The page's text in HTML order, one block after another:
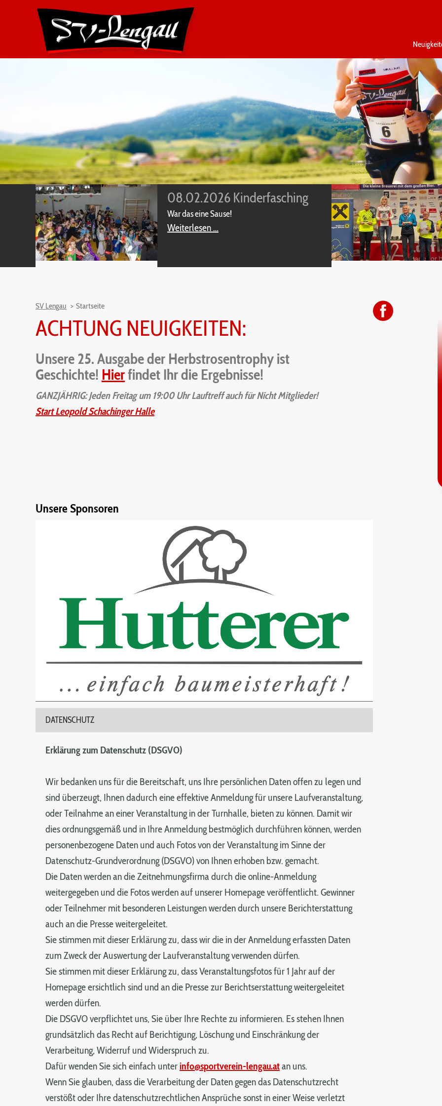
08.02.2026 Kinderfasching
War das eine Sause!
Weiterlesen …
SV Lengau Startseite
ACHTUNG NEUIGKEITEN:
Unsere 25. Ausgabe der Herbstrosentrophy ist
Geschichte! Hierfindet Ihr die Ergebnisse!
GANZJÄHRIG: Jeden Freitag um 19:00 Uhr Lauftreff auch für Nicht Mitglieder!
Start Leopold Schachinger Halle
Unsere Sponsoren
DATENSCHUTZ
Erklärung zum Datenschutz (DSGVO)
Wir bedanken uns für die Bereitschaft, uns Ihre persönlichen Daten offen zu legen und
sind überzeugt, Ihnen dadurch eine effektive Anmeldung für unsere Laufveranstaltung,
oder Teilnahme an einer Veranstaltung in der Turnhalle, bieten zu können. Damit wir
dies ordnungsgemäß und in Ihre Anmeldung bestmöglich durchführen können, werden
personenbezogene Daten und auch Fotos von der Veranstaltung im Sinne der
Datenschutz-Grundverordnung (DSGVO) von Ihnen erhoben bzw. gemacht.
Die Daten werden an die Zeitnehmungsfirma durch die online-Anmeldung
weitergegeben und die Fotos werden auf unserer Homepage veröffentlicht. Gewinner
oder Teilnehmer mit besonderen Leistungen werden durch unsere Berichterstattung
auch an die Presse weitergeleitet.
Sie stimmen mit dieser Erklärung zu, dass wir die in der Anmeldung erfassten Daten
zum Zweck der Auswertung der Laufveranstaltung verwenden dürfen.
Sie stimmen mit dieser Erklärung zu, dass Veranstaltungsfotos für 1 Jahr auf der
Homepage ersichtlich sind und an die Presse zur Berichtserstattung weitergeleitet
werden dürfen.
Die DSGVO verpflichtet uns, Sie über Ihre Rechte zu informieren. Es stehen Ihnen
grundsätzlich das Recht auf Berichtigung, Löschung und Einschränkung der
Verarbeitung, Widerruf und Widerspruch zu.
Dafür wenden Sie sich einfach unterinfo@sportverein-lengau.atan uns.
Wenn Sie glauben, dass die Verarbeitung der Daten gegen das Datenschutzrecht
verstößt oder Ihre datenschutzrechtlichen Ansprüche sonst in einer Weise verletzt